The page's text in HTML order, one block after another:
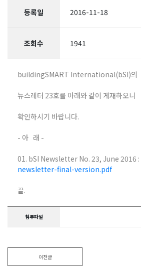
등록일 2016-11-18
조회수 1941
buildingSMART International(bSI)의
뉴스레터 23호를 아래와 같이 게재하오니
확인하시기 바랍니다.
- 아 래 -
01. bSI Newsletter No. 23, June 2016 :
newsletter-final-version.pdf
끝.
첨부파일
이전글